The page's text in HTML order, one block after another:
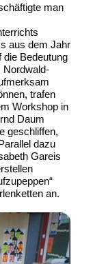
man
aus dem Jahr
die Bedeutung
Nordwald-
trafen
Workshop in
Daum
geschliffen,
dazu
Gareis
an.